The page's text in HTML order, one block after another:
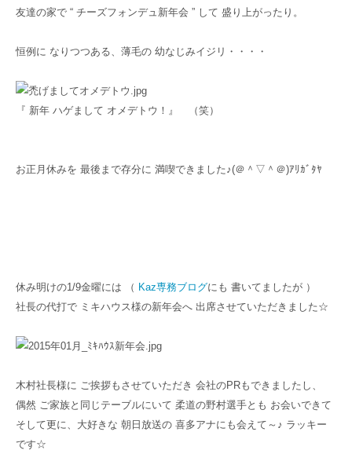
友達の家で “ チーズフォンデュ新年会 ” して 盛り上がったり。
恒例に なりつつある、薄毛の 幼なじみイジリ・・・・
『 新年 ハゲまして オメデトウ！』 （笑）
お正月休みを 最後まで存分に 満喫できました♪(＠＾▽＾＠)ｱﾘｶﾞﾀﾔ
休み明けの1/9金曜には （ Kaz専務ブログにも 書いてましたが ）
社長の代打で ミキハウス様の新年会へ 出席させていただきました☆
木村社長様に ご挨拶もさせていただき 会社のPRもできましたし、
偶然 ご家族と同じテーブルにいて 柔道の野村選手とも お会いできて
そして更に、大好きな 朝日放送の 喜多アナにも会えて～♪ ラッキー
です☆